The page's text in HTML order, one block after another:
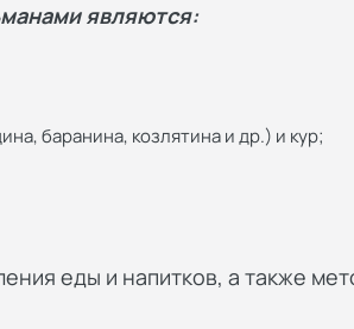
являются:
баранина, козлятина и др.) и кур;
еды и напитков, а также